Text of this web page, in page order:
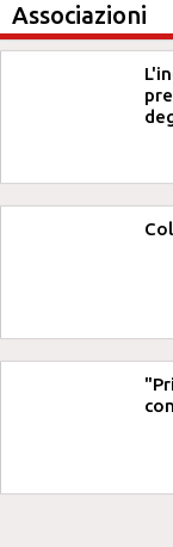
Associazioni